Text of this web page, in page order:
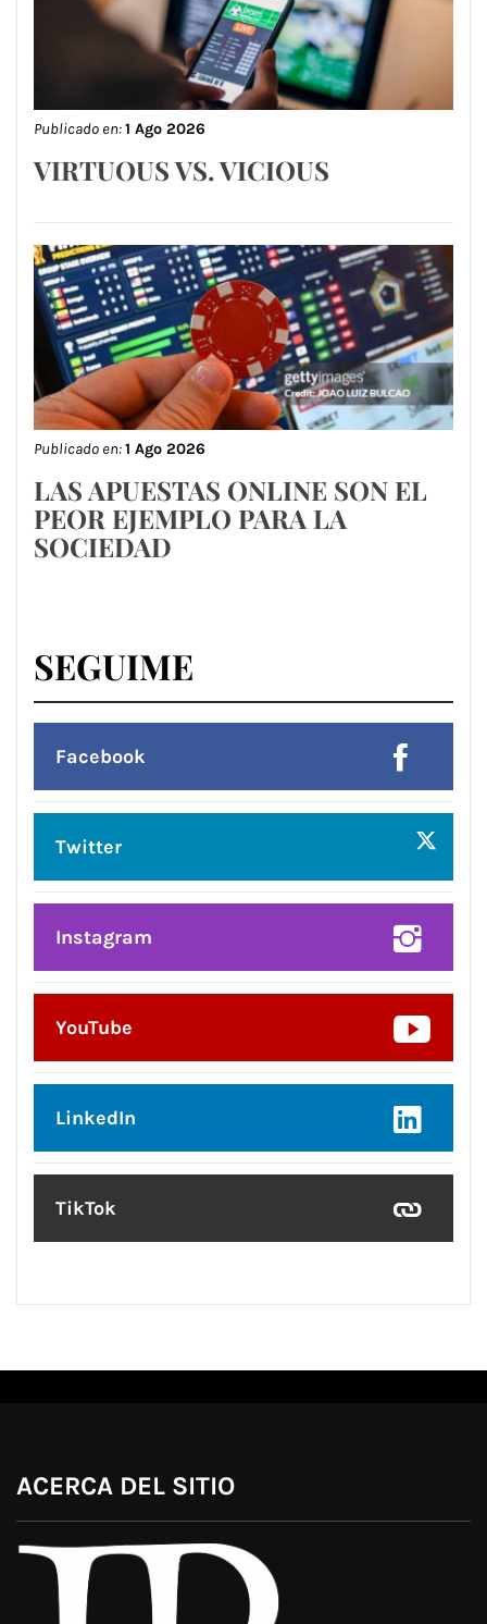
Publicado en:1 Ago 2026
VIRTUOUS VS. VICIOUS
Publicado en:1 Ago 2026
LAS APUESTAS ONLINE SON EL
PEOR EJEMPLO PARA LA
SOCIEDAD
SEGUIME
Facebook
Twitter
Instagram
YouTube
LinkedIn
TikTok
ACERCA DEL SITIO